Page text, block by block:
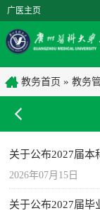
广医主页
教务首页 » 教务
2026年07月15日